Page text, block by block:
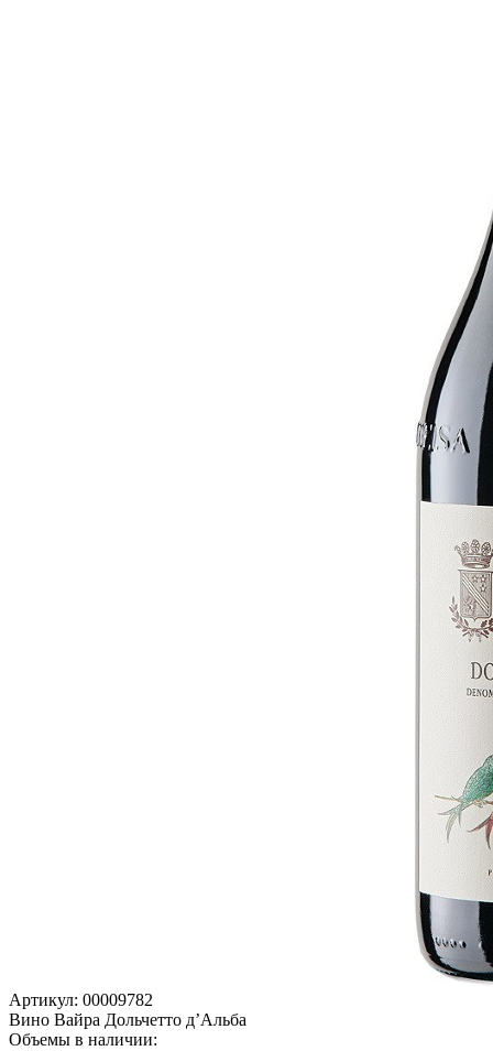
Артикул: 00009782
Вино Вайра Дольчетто д’Альба
Объемы в наличии: